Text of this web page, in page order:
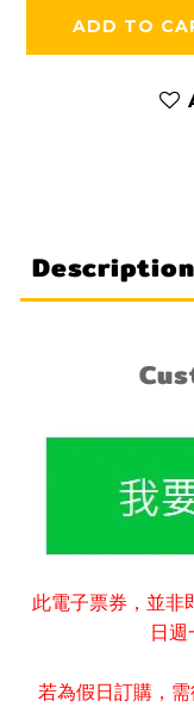
ADD TO
Description
此電子票券 ， 並非
日週
若為假日訂購 ，